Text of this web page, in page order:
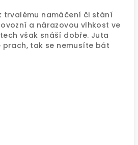
trvalému namáčení či stání
a nárazovou vlhkost ve
však snáší dobře. Juta
prach, tak se nemusíte bát